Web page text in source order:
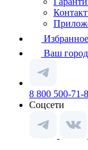
Избранное
Ваш
8 800 500-71-
Соцсети